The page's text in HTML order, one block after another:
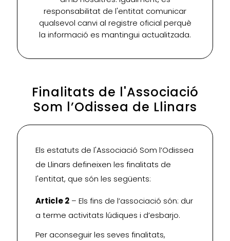
responsabilitat de l'entitat comunicar
qualsevol canvi al registre oficial perquè
la informació es mantingui actualitzada.
Finalitats de l'Associació
Som l’Odissea de Llinars
Els estatuts de l'Associació Som l’Odissea
de Llinars defineixen les finalitats de
l'entitat, que són les següents:
Article 2 – Els fins de l’associació són: dur
a terme activitats lúdiques i d’esbarjo.
Per aconseguir les seves finalitats,